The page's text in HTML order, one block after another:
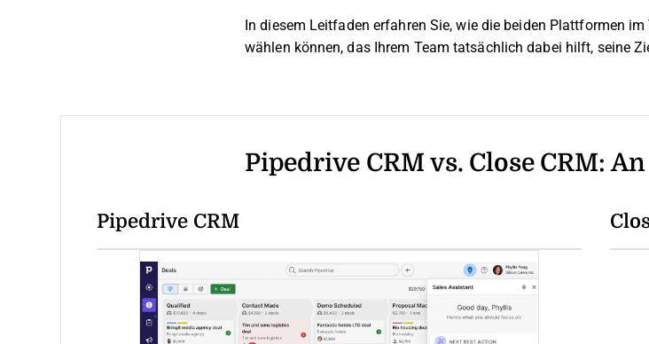
In diesem Leitfaden erfahren Sie, wie die beiden Plattformen
wählen können, das Ihrem Team tatsächlich dabei hilft, seine
Pipedrive CRM vs. Close CRM:
Pipedrive CRM